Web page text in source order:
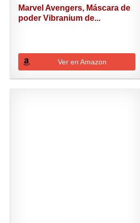
Marvel Avengers, Máscara de
poder Vibranium de...
Ver en Amazon